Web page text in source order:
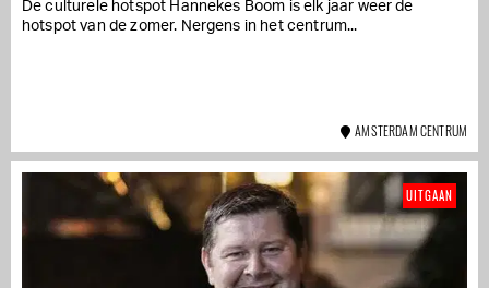
De culturele hotspot Hannekes Boom is elk jaar weer de
hotspot van de zomer. Nergens in het centrum...
AMSTERDAM CENTRUM
UITGAAN